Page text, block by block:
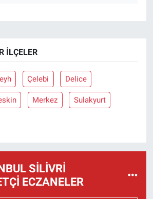
İLÇELER
Çelebi Delice
Merkez Sulakyurt
SILIVRI
ECZANELER